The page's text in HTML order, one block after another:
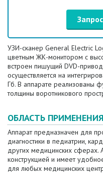
УЗИ-сканер General Electric
цветным ЖК-монитором с
встроен пишущий DVD-
осуществляется на
Гб. В аппарате реализованы
толщины воротникового
ОБЛАСТЬ ПРИМЕНЕНИЯ
Аппарат предназначен для
диагностики в педиатрии,
других медицинских сферах.
конструкцией и имеет
для любых медицинских